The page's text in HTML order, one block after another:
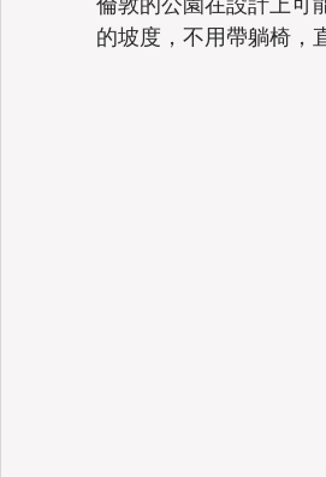
倫敦的公園在設計上可
的坡度，不用帶躺椅，